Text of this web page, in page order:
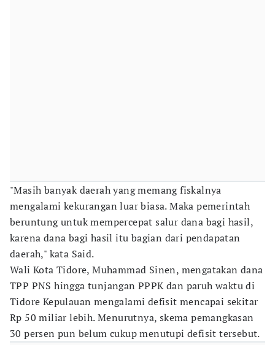
"Masih banyak daerah yang memang fiskalnya
mengalami kekurangan luar biasa. Maka pemerintah
beruntung untuk mempercepat salur dana bagi hasil,
karena dana bagi hasil itu bagian dari pendapatan
daerah," kata Said.
Wali Kota Tidore, Muhammad Sinen, mengatakan dana
TPP PNS hingga tunjangan PPPK dan paruh waktu di
Tidore Kepulauan mengalami defisit mencapai sekitar
Rp 50 miliar lebih. Menurutnya, skema pemangkasan
30 persen pun belum cukup menutupi defisit tersebut.